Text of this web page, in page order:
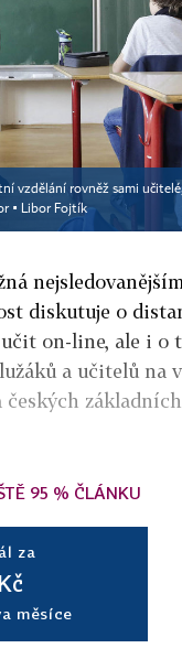
vzdělání rovněž sami
▪ Libor Fojtík
diskutuje o
on-line, ale i o
a učitelů na
95 % ČLÁNKU
za
měsíce